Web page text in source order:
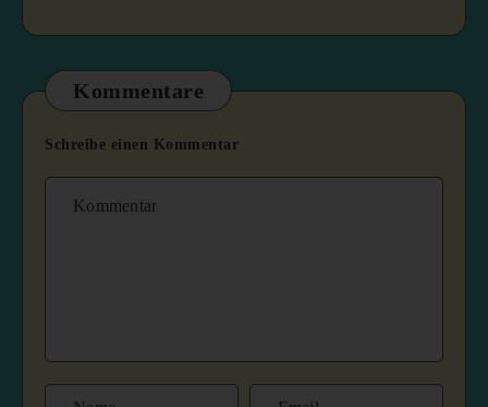
Kommentare
Schreibe einen Kommentar